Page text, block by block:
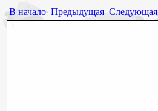
В начало Предыдущая Следующая